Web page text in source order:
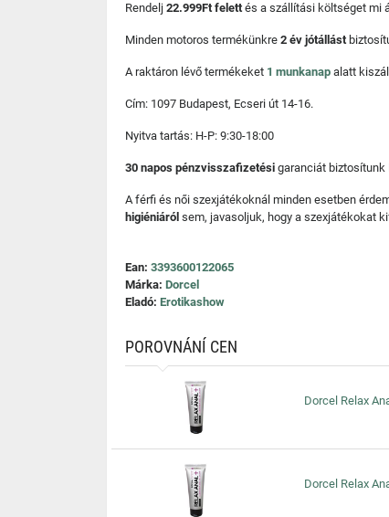
Rendelj 22.999Ft felettés a szállítási költséget mi
Minden motoros termékünkre 2 év jótállást
A raktáron lévő termékeket 1 munkanap alatt
Cím: 1097 Budapest, Ecseri út 14-16.
Nyitva tartás: H-P: 9:30-18:00
30 napos pénzvisszafizetési garanciát biztosítunk
A férfi és női szexjátékoknál minden esetben
higiéniáról sem, javasoljuk, hogy a szexjátékokat
Ean: 3393600122065
Márka: Dorcel
Eladó: Erotikashow
POROVNÁNÍ CEN
Dorcel Relax
Dorcel Relax